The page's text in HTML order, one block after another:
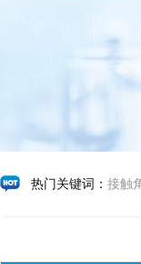
热门关键词： 接触